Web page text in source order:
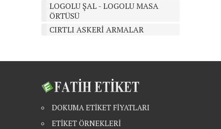
LOGOLU ŞAL - LOGOLU MASA
ÖRTÜSÜ
CIRTLI ASKERİ ARMALAR
DOKUMA ETİKET FİYATLARI
ETİKET ÖRNEKLERİ